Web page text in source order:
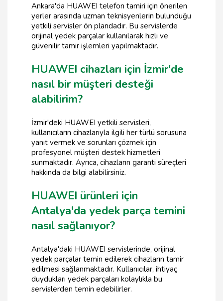
Ankara'da HUAWEI telefon tamiri için önerilen
yerler arasında uzman teknisyenlerin bulunduğu
yetkili servisler ön plandadır. Bu servislerde
orijinal yedek parçalar kullanılarak hızlı ve
güvenilir tamir işlemleri yapılmaktadır.
HUAWEI cihazları için İzmir'de
nasıl bir müşteri desteği
alabilirim?
İzmir'deki HUAWEI yetkili servisleri,
kullanıcıların cihazlarıyla ilgili her türlü sorusuna
yanıt vermek ve sorunları çözmek için
profesyonel müşteri destek hizmetleri
sunmaktadır. Ayrıca, cihazların garanti süreçleri
hakkında da bilgi alabilirsiniz.
HUAWEI ürünleri için
Antalya'da yedek parça temini
nasıl sağlanıyor?
Antalya'daki HUAWEI servislerinde, orijinal
yedek parçalar temin edilerek cihazların tamir
edilmesi sağlanmaktadır. Kullanıcılar, ihtiyaç
duydukları yedek parçaları kolaylıkla bu
servislerden temin edebilirler.